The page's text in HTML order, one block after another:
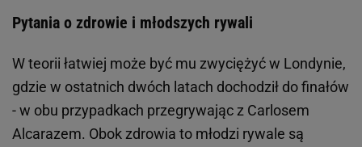
Pytania o zdrowie i młodszych rywali
W teorii łatwiej może być mu zwyciężyć w Londynie,
gdzie w ostatnich dwóch latach dochodził do finałów
- w obu przypadkach przegrywając z Carlosem
Alcarazem. Obok zdrowia to młodzi rywale są